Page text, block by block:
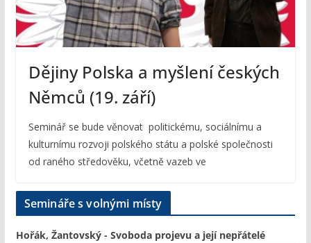
Dějiny Polska a myšlení českých
Němců (19. září)
Seminář se bude věnovat politickému, sociálnímu a
kulturnímu rozvoji polského státu a polské společnosti
od raného středověku, včetně vazeb ve
Semináře s volnými místy
Hořák, Žantovský - Svoboda projevu a její nepřátelé